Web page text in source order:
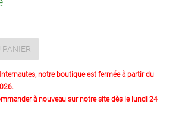
PANIER
notre boutique est fermée à partir du
à nouveau sur notre site dès le lundi 24